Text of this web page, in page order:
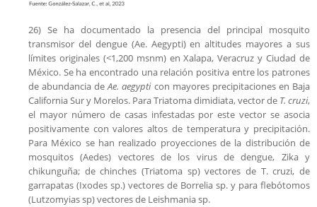
26) Se ha documentado la presencia del principal mosquito
transmisor del dengue (Ae. Aegypti) en altitudes mayores a sus
límites originales (<1,200 msnm) en Xalapa, Veracruz y Ciudad de
México. Se ha encontrado una relación positiva entre los patrones
de abundancia deAe. aegypticon mayores precipitaciones en Baja
California Sur y Morelos. Para Triatoma dimidiata, vector de T. cruzi,
el mayor número de casas infestadas por este vector se asocia
positivamente con valores altos de temperatura y precipitación.
Para México se han realizado proyecciones de la distribución de
mosquitos (Aedes) vectores de los virus de dengue, Zika y
chikunguña; de chinches (Triatoma sp) vectores de T. cruzi, de
garrapatas (Ixodes sp.) vectores de Borrelia sp. y para flebótomos
(Lutzomyias sp) vectores de Leishmania sp.